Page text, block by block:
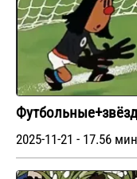
2025-11-21 - 17.56 мин